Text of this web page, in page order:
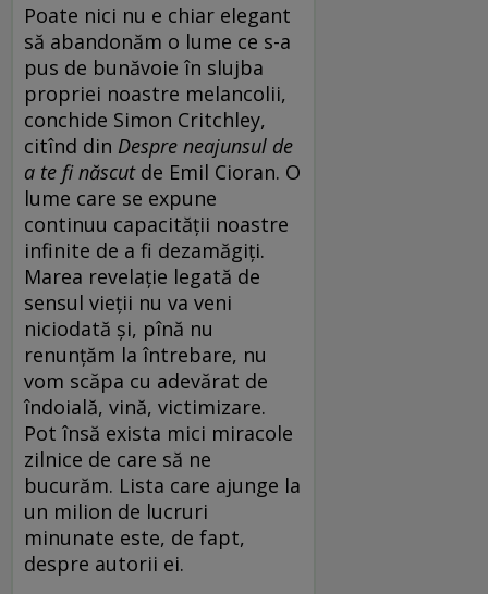
Poate nici nu e chiar elegant
să abandonăm o lume ce s-a
pus de bunăvoie în slujba
propriei noastre melancolii,
conchide Simon Critchley,
citînd din Despre neajunsul de
a te fi născutde Emil Cioran. O
lume care se expune
continuu capacității noastre
infinite de a fi dezamăgiți.
Marea revelație legată de
sensul vieții nu va veni
niciodată și, pînă nu
renunțăm la întrebare, nu
vom scăpa cu adevărat de
îndoială, vină, victimizare.
Pot însă exista mici miracole
zilnice de care să ne
bucurăm. Lista care ajunge la
un milion de lucruri
minunate este, de fapt,
despre autorii ei.